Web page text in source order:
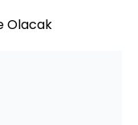
Olacak